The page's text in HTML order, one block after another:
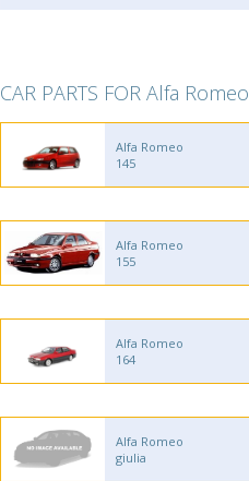
CAR PARTS FOR Alfa Romeo
Alfa Romeo
145
Alfa Romeo
155
Alfa Romeo
164
Alfa Romeo
giulia